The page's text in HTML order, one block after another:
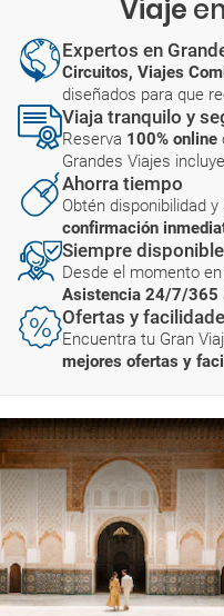
Viaje
Expertos en
Circuitos, Viajes
diseñados para que
Viaja tranquilo y
Reserva 100% online
Grandes Viajes
Ahorra tiempo
Obtén disponibilidad
confirmación
Siempre
Desde el momento
Asistencia 24/7/365
Ofertas y
Encuentra tu Gran
mejores ofertas y